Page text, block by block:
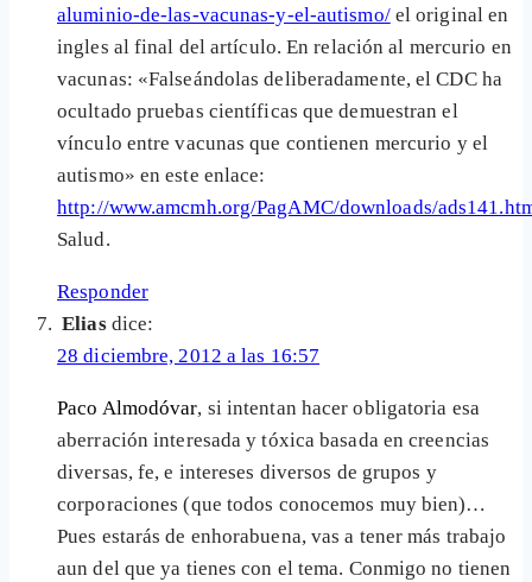
aluminio-de-las-vacunas-y-el-autismo/el original en
ingles al final del artículo. En relación al mercurio en
vacunas: «Falseándolas deliberadamente, el CDC ha
ocultado pruebas científicas que demuestran el
vínculo entre vacunas que contienen mercurio y el
autismo» en este enlace:
http://www.amcmh.org/PagAMC/downloads/
Salud.
Responder
Elias dice:
28 diciembre, 2012 a las 16:57
Paco Almodóvar, si intentan hacer obligatoria esa
aberración interesada y tóxica basada en creencias
diversas, fe, e intereses diversos de grupos y
corporaciones (que todos conocemos muy bien)…
Pues estarás de enhorabuena, vas a tener más trabajo
aun del que ya tienes con el tema. Conmigo no tienen